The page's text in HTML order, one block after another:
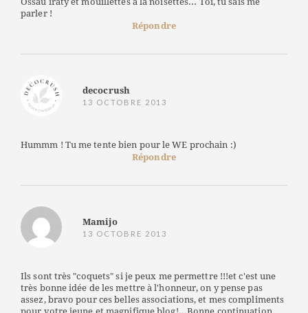
parler !
Répondre
decocrush
13 OCTOBRE 2013
Hummm ! Tu me tente bien pour le WE prochain :)
Répondre
Mamijo
13 OCTOBRE 2013
Ils sont très "coquets" si je peux me permettre !!!et c'est une
très bonne idée de les mettre à l'honneur, on y pense pas
assez, bravo pour ces belles associations, et mes compliments